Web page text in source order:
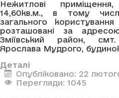
Нежитлові
14,60кв.м., в тому
загального
розташовані за
Зміївський район,
Ярослава Мудрого,
Деталі
Опубліковано: 22
Перегляди: 1045